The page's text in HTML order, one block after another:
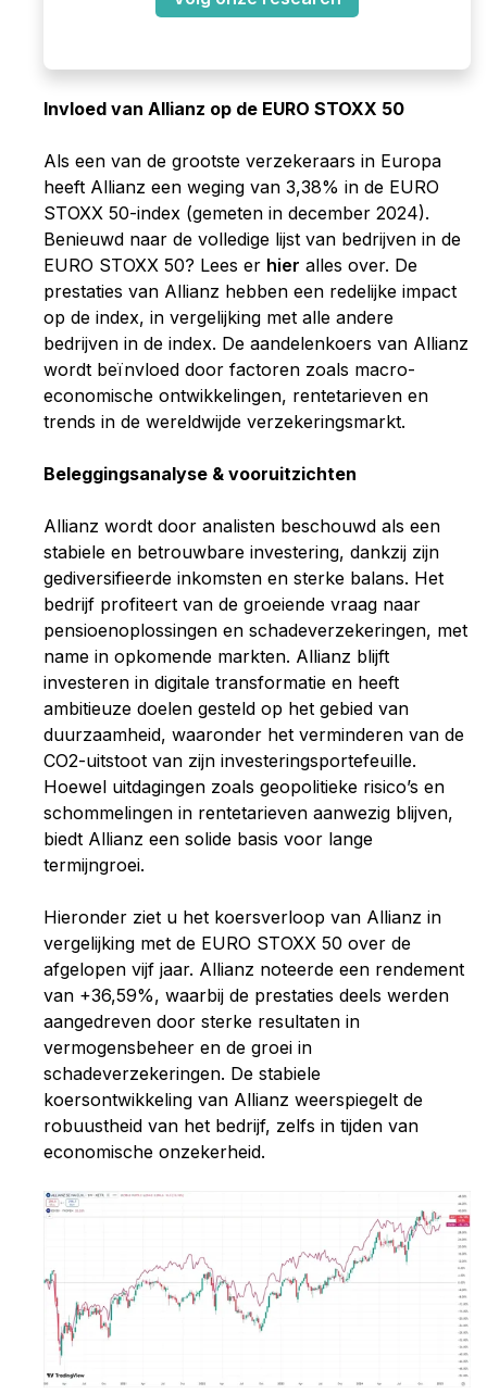
Invloed van Allianz op de EURO STOXX 50
Als een van de grootste verzekeraars in Europa
heeft Allianz een weging van 3,38% in de EURO
STOXX 50-index (gemeten in december 2024).
Benieuwd naar de volledige lijst van bedrijven in de
EURO STOXX 50? Lees er hier alles over. De
prestaties van Allianz hebben een redelijke impact
op de index, in vergelijking met alle andere
bedrijven in de index. De aandelenkoers van Allianz
wordt beïnvloed door factoren zoals macro-
economische ontwikkelingen, rentetarieven en
trends in de wereldwijde verzekeringsmarkt.
Beleggingsanalyse & vooruitzichten
Allianz wordt door analisten beschouwd als een
stabiele en betrouwbare investering, dankzij zijn
gediversifieerde inkomsten en sterke balans. Het
bedrijf profiteert van de groeiende vraag naar
pensioenoplossingen en schadeverzekeringen, met
name in opkomende markten. Allianz blijft
investeren in digitale transformatie en heeft
ambitieuze doelen gesteld op het gebied van
duurzaamheid, waaronder het verminderen van de
CO2-uitstoot van zijn investeringsportefeuille.
Hoewel uitdagingen zoals geopolitieke risico’s en
schommelingen in rentetarieven aanwezig blijven,
biedt Allianz een solide basis voor lange
termijngroei.
Hieronder ziet u het koersverloop van Allianz in
vergelijking met de EURO STOXX 50 over de
afgelopen vijf jaar. Allianz noteerde een rendement
van +36,59%, waarbij de prestaties deels werden
aangedreven door sterke resultaten in
vermogensbeheer en de groei in
schadeverzekeringen. De stabiele
koersontwikkeling van Allianz weerspiegelt de
robuustheid van het bedrijf, zelfs in tijden van
economische onzekerheid.